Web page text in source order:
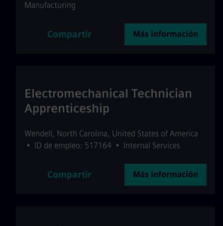
Manufacturing
Compartir Más información
Electromechanical Technician
Apprenticeship
Wendell, North Carolina, United States of America
• ID de empleo: 517164 • Internal Services
Compartir Más información